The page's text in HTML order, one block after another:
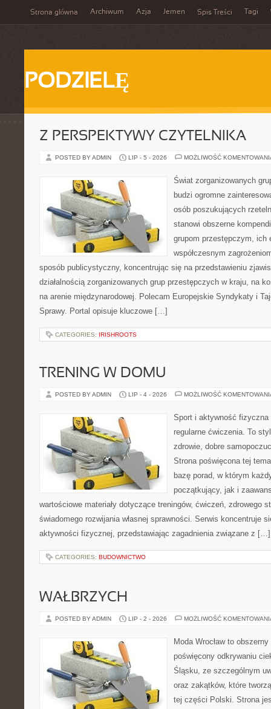
Strona główna Archiwum Azja Jemen Spis Treści Tagi
PODZIELĘ
Z PERSPEKTYWY CZYTELNIKA
POSTED BY ADMIN LIP - 5 - 2026 MOŻLIWOŚĆ
Świat zorganizowanych
budzi ogromne
osób poszukujących
stanowi obszerne
grupom przestępczym, ich
współczesnym
sposób publicystyczny, koncentrując się na przedstawieniu
działalnością zorganizowanych grup przestępczych w kraju, na
na arenie międzynarodowej. Polecam Europejskie Syndykaty i
Sprawy. Portal opisuje kluczowe […]
CATEGORIES: IRISHROOTS
TRENING W DOMU
POSTED BY ADMIN LIP - 4 - 2026 MOŻLIWOŚĆ
Sport i aktywność
regularne ćwiczenia. To
zdrowie, dobre
Strona poświęcona tej
bazę porad, w którym
początkujący, jak i
wartościowe materiały dotyczące treningów, ćwiczeń, zdrowego
świadomego rozwijania własnej sprawności. Serwis koncentruje
aktywności fizycznej, przedstawiając zagadnienia związane z […]
CATEGORIES: BUDOWNICTWO
WAŁBRZYCH
POSTED BY ADMIN LIP - 2 - 2026 MOŻLIWOŚĆ
Moda Wrocław to
poświęcony odkrywaniu
Śląsku, ze szczególnym
oraz zakątków, które
tej części Polski. Strona